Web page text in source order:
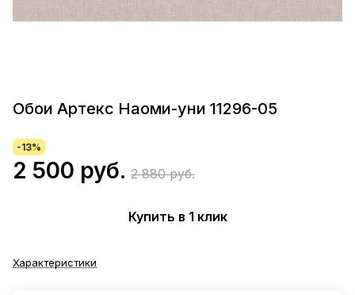
Обои Артекс Наоми-уни 11296-05
-13%
2 500 руб. 2 880 руб.
Купить в 1 клик
Характеристики